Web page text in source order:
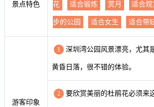
景点特色 花 适合锻炼 赏月 适合
步的公园 适合女生 适合带
游客印象
1 深圳湾公园风景漂亮，尤其
黄昏日落，很不错的体验。
2 要欣赏美丽的杜鹃花必须来